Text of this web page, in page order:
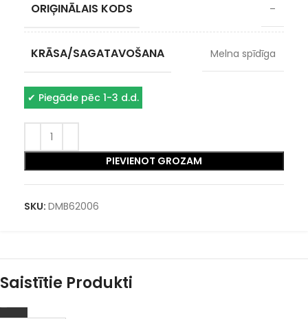
ORIĢINĀLAIS KODS –
KRĀSA/SAGATAVOŠANA Melna spīdīga
✔ Piegāde pēc 1-3 d.d.
PIEVIENOT GROZAM
SKU: DMB62006
Saistītie Produkti